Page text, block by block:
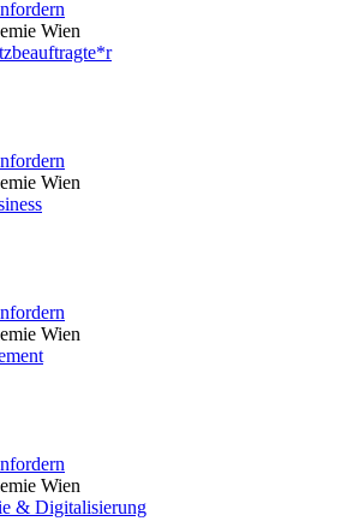
Wien
Wien
Wien
Wien
& Digitalisierung